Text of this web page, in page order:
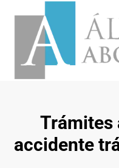
Trámites
accidente